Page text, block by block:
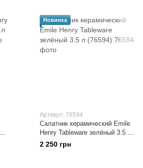
Новинка
Артикул: 76594
Салатник керамический Emile
Henry Tableware зелёный 3.5 л
(76594)
2 250 грн